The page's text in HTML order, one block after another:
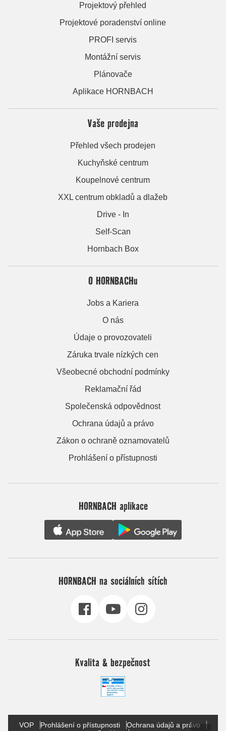
Projektový přehled
Projektové poradenství online
PROFI servis
Montážní servis
Plánovače
Aplikace HORNBACH
Vaše prodejna
Přehled všech prodejen
Kuchyňské centrum
Koupelnové centrum
XXL centrum obkladů a dlažeb
Drive - In
Self-Scan
Hornbach Box
O HORNBACHu
Jobs a Kariera
O nás
Údaje o provozovateli
Záruka trvale nízkých cen
Všeobecné obchodní podmínky
Reklamační řád
Společenská odpovědnost
Ochrana údajů a právo
Zákon o ochraně oznamovatelů
Prohlášení o přístupnosti
HORNBACH aplikace
HORNBACH na sociálních sítích
Kvalita & bezpečnost
VOP Prohlášení o přístupnosti
Ochrana údajů a právo